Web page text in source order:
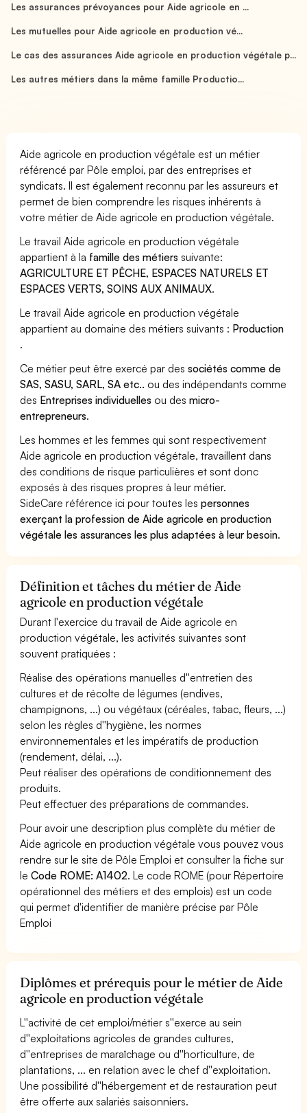
Les assurances prévoyances pour Aide agricole en ...
Les mutuelles pour Aide agricole en production vé...
Le cas des assurances Aide agricole en production végétale p...
Les autres métiers dans la même famille Productio...
Aide agricole en production végétale est un métier
référencé par Pôle emploi, par des entreprises et
syndicats. Il est également reconnu par les assureurs et
permet de bien comprendre les risques inhérents à
votre métier de Aide agricole en production végétale.
Le travail Aide agricole en production végétale
appartient à la famille des métiers suivante:
AGRICULTURE ET PÊCHE, ESPACES NATURELS ET
ESPACES VERTS, SOINS AUX ANIMAUX.
Le travail Aide agricole en production végétale
appartient au domaine des métiers suivants : Production
.
Ce métier peut être exercé par dessociétés comme de
SAS, SASU, SARL, SA etc.. ou des indépendants comme
des Entreprises individuelles ou desmicro-
entrepreneurs.
Les hommes et les femmes qui sont respectivement
Aide agricole en production végétale, travaillent dans
des conditions de risque particulières et sont donc
exposés à des risques propres à leur métier.
SideCare référence ici pour toutes lespersonnes
exerçant la profession de Aide agricole en production
végétale les assurances les plus adaptées à leur besoin.
Définition et tâches du métier de Aide
agricole en production végétale
Durant l'exercice du travail de Aide agricole en
production végétale, les activités suivantes sont
souvent pratiquées :
Réalise des opérations manuelles d''entretien des
cultures et de récolte de légumes (endives,
champignons, ...) ou végétaux (céréales, tabac, fleurs, ...)
selon les règles d''hygiène, les normes
environnementales et les impératifs de production
(rendement, délai, ...).
Peut réaliser des opérations de conditionnement des
produits.
Peut effectuer des préparations de commandes.
Pour avoir une description plus complète du métier de
Aide agricole en production végétale vous pouvez vous
rendre sur le site de Pôle Emploi et consulter la fiche sur
leCode ROME: A1402. Le code ROME (pour Répertoire
opérationnel des métiers et des emplois) est un code
qui permet d'identifier de manière précise par Pôle
Emploi
Diplômes et prérequis pour le métier de Aide
agricole en production végétale
L''activité de cet emploi/métier s''exerce au sein
d''exploitations agricoles de grandes cultures,
d''entreprises de maraîchage ou d''horticulture, de
plantations, ... en relation avec le chef d''exploitation.
Une possibilité d''hébergement et de restauration peut
être offerte aux salariés saisonniers.